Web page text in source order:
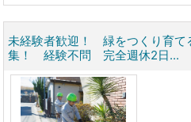
未経験者歓迎！ 緑をつくり育て
集！ 経験不問 完全週休2日...